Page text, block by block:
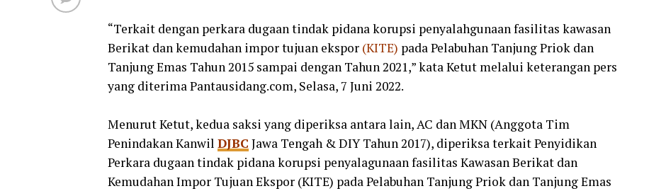
“Terkait dengan perkara dugaan tindak pidana korupsi penyalahgunaan fasilitas kawasan
Berikat dan kemudahan impor tujuan ekspor (KITE) pada Pelabuhan Tanjung Priok dan
Tanjung Emas Tahun 2015 sampai dengan Tahun 2021,” kata Ketut melalui keterangan pers
yang diterima Pantausidang.com, Selasa, 7 Juni 2022.
Menurut Ketut, kedua saksi yang diperiksa antara lain, AC dan MKN (Anggota Tim
Penindakan Kanwil DJBC Jawa Tengah & DIY Tahun 2017), diperiksa terkait Penyidikan
Perkara dugaan tindak pidana korupsi penyalagunaan fasilitas Kawasan Berikat dan
Kemudahan Impor Tujuan Ekspor (KITE) pada Pelabuhan Tanjung Priok dan Tanjung Emas